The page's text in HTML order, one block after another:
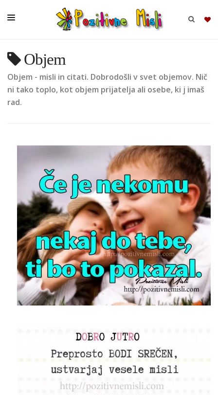
BRSKAJ
SKUPINE
MISLI
Objem
Objem - misli in citati. Dobrodošli v svet objemov. Nič
ni tako toplo, kot objem prijatelja ali osebe, ki j imaš
rad.